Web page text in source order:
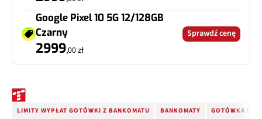
Google Pixel 10 5G 12/128GB
Czarny
2999,00 zł
Sprawdź cenę
LIMITY WYPŁAT GOTÓWKI Z BANKOMATU BANKOMATY GOTÓWKA